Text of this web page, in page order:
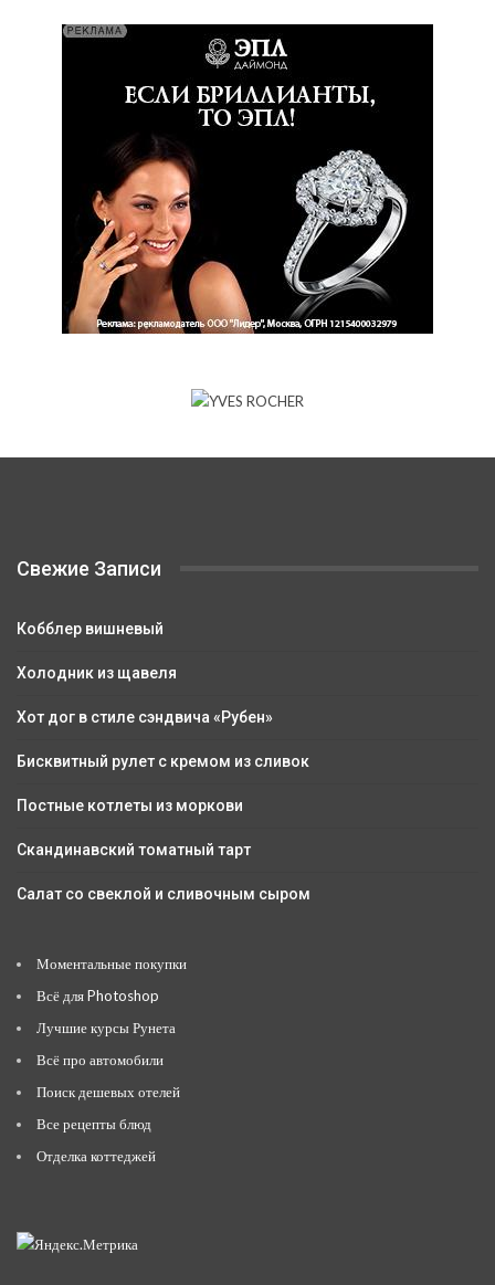
Свежие Записи
Кобблер вишневый
Холодник из щавеля
Хот дог в стиле сэндвича «Рубен»
Бисквитный рулет с кремом из сливок
Постные котлеты из моркови
Скандинавский томатный тарт
Салат со свеклой и сливочным сыром
Моментальные покупки
Всё для Photoshop
Лучшие курсы Рунета
Всё про автомобили
Поиск дешевых отелей
Все рецепты блюд
Отделка коттеджей